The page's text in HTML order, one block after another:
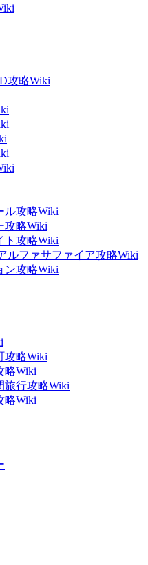
攻略Wiki
ル攻略Wiki
攻略Wiki
ト攻略Wiki
ルファサファイア攻略Wiki
ン攻略Wiki
攻略Wiki
略Wiki
旅行攻略Wiki
略Wiki